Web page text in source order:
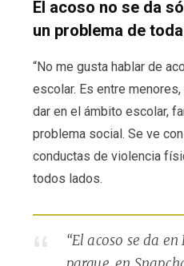
El acoso no se da
un problema de
“No me gusta hablar de
escolar. Es entre
dar en el ámbito escolar,
problema social. Se ve
conductas de violencia
todos lados.
“El acoso se da